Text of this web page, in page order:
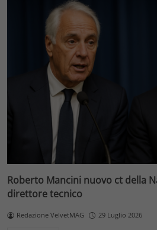
Roberto Mancini nuovo ct della
direttore tecnico
Redazione VelvetMAG 29 Luglio 2026